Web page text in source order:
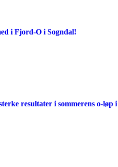
i Fjord-O i Sogndal!
resultater i sommerens o-løp i